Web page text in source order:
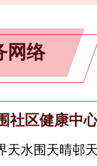
网络
社区健康中
天水围天晴邨